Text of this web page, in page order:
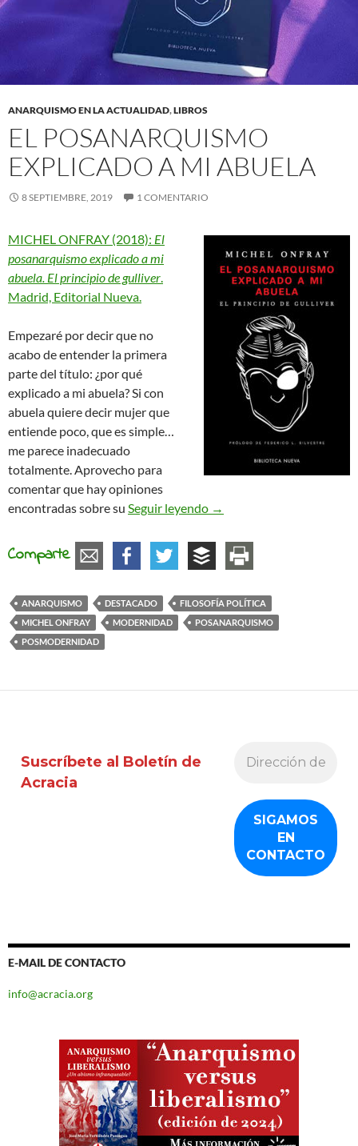
ANARQUISMO EN LA ACTUALIDAD,LIBROS
EL POSANARQUISMO
EXPLICADO A MI ABUELA
8 SEPTIEMBRE, 2019 1 COMENTARIO
MICHEL ONFRAY (2018): El
posanarquismo explicado a mi
abuela. El principio de gulliver
Madrid, Editorial Nueva.
Empezaré por decir que no
acabo de entender la primera
parte del título: ¿por qué
explicado a mi abuela? Si con
abuela quiere decir mujer que
entiende poco, que es simple…
me parece inadecuado
totalmente. Aprovecho para
comentar que hay opiniones
encontradas sobre su Seguir leyendo El posanarquismo
→
Comparte
ANARQUISMO DESTACADO
FILOSOFÍA POLÍTICA
MICHEL ONFRAY
MODERNIDAD
POSANARQUISMO
POSMODERNIDAD
Suscríbete al Boletín de
Acracia
E-MAIL DE CONTACTO
info@acracia.org